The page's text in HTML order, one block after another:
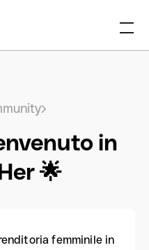
in
🌟
femminile in